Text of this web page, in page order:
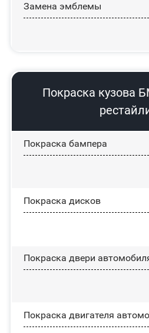
Замена эмблемы
Покраска кузова
Покраска бампера
Покраска дисков
Покраска двери
Покраска двигателя